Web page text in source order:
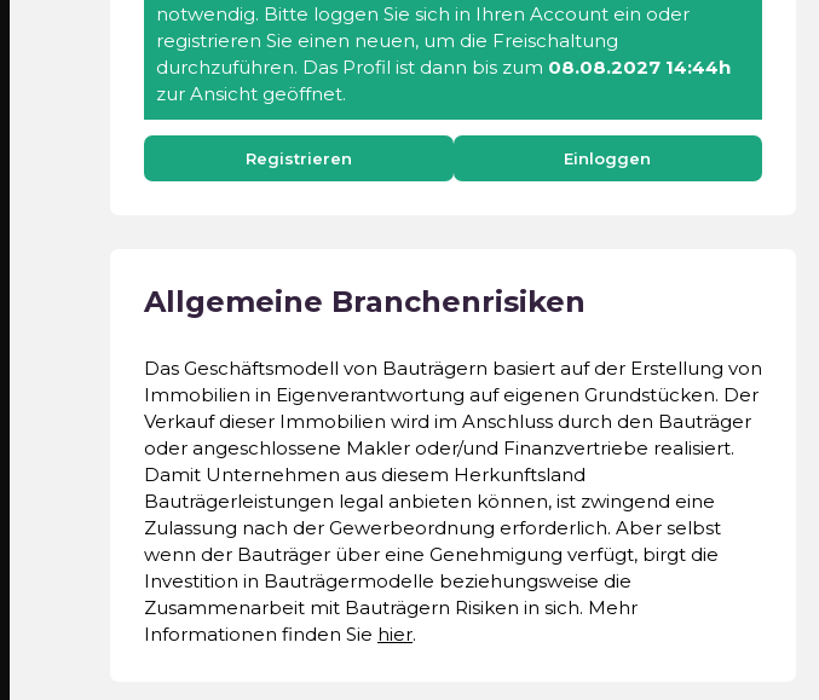
notwendig. Bitte loggen Sie sich in Ihren Account ein oder
registrieren Sie einen neuen, um die Freischaltung
durchzuführen. Das Profil ist dann bis zum 08.08.2027 14:44h
zur Ansicht geöffnet.
Registrieren Einloggen
Allgemeine Branchenrisiken
Das Geschäftsmodell von Bauträgern basiert auf der Erstellung von
Immobilien in Eigenverantwortung auf eigenen Grundstücken. Der
Verkauf dieser Immobilien wird im Anschluss durch den Bauträger
oder angeschlossene Makler oder/und Finanzvertriebe realisiert.
Damit Unternehmen aus diesem Herkunftsland
Bauträgerleistungen legal anbieten können, ist zwingend eine
Zulassung nach der Gewerbeordnung erforderlich. Aber selbst
wenn der Bauträger über eine Genehmigung verfügt, birgt die
Investition in Bauträgermodelle beziehungsweise die
Zusammenarbeit mit Bauträgern Risiken in sich. Mehr
Informationen finden Sie hier.